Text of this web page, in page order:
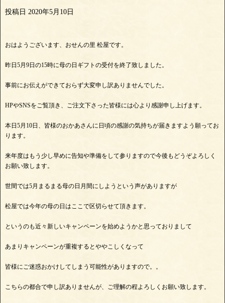
投稿日 2020年5月10日
おはようございます、おせんの里 松屋です。
昨日5月9日の15時に母の日ギフトの受付を終了致しました。
事前にお伝えができておらず大変申し訳ありませんでした。
HPやSNSをご覧頂き、ご注文下さった皆様には心より感謝申し上げます。
本日5月10日、皆様のおかあさんに日頃の感謝の気持ちが届きますよう願ってお
ります。
来年度はもう少し早めに告知や準備をして参りますので今後もどうぞよろしく
お願い致します。
世間では5月まるまる母の日月間にしようという声がありますが
松屋では今年の母の日はここで区切らせて頂きます。
というのも近々新しいキャンペーンを始めようかと思っておりまして
あまりキャンペーンが重複するとややこしくなって
皆様にご迷惑おかけしてしまう可能性がありますので。。
こちらの都合で申し訳ありませんが、ご理解の程よろしくお願い致します。